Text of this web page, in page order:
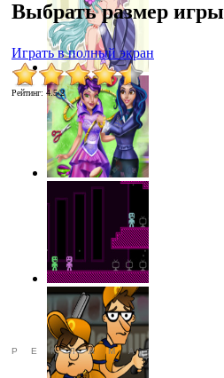
Выбрать размер игры
Играть в полный экран
Рейтинг: 4.5/2
РЕКЛАМА